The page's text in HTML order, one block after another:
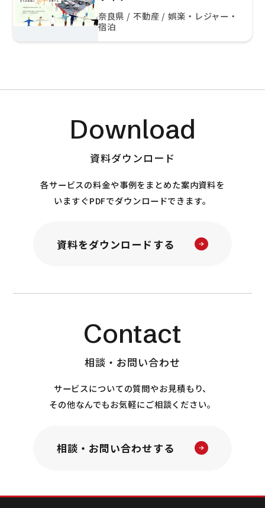
奈良県 / 不動産 / 娯楽・レジャー・
宿泊
Download
資料ダウンロード
各サービスの料金や事例をまとめた案内資料を
いますぐPDFでダウンロードできます。
資料をダウンロードする
Contact
相談・お問い合わせ
サービスについての質問やお見積もり、
その他なんでもお気軽にご相談ください。
相談・お問い合わせする